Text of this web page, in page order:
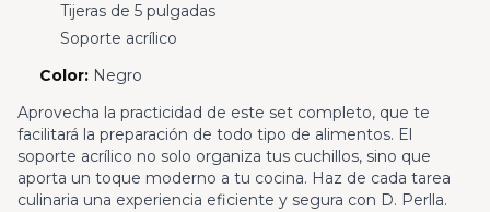
Tijeras de 5 pulgadas
Soporte acrílico
Color:Negro
Aprovecha la practicidad de este set completo, que te
facilitará la preparación de todo tipo de alimentos. El
soporte acrílico no solo organiza tus cuchillos, sino que
aporta un toque moderno a tu cocina. Haz de cada tarea
culinaria una experiencia eficiente y segura con D. Perlla.